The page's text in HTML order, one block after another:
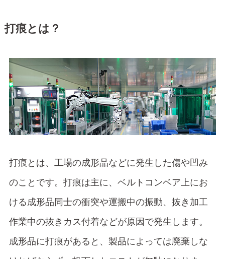
打痕とは？
打痕とは、工場の成形品などに発生した傷や凹み
のことです。打痕は主に、ベルトコンベア上にお
ける成形品同士の衝突や運搬中の振動、抜き加工
作業中の抜きカス付着などが原因で発生します。
成形品に打痕があると、製品によっては廃棄しな